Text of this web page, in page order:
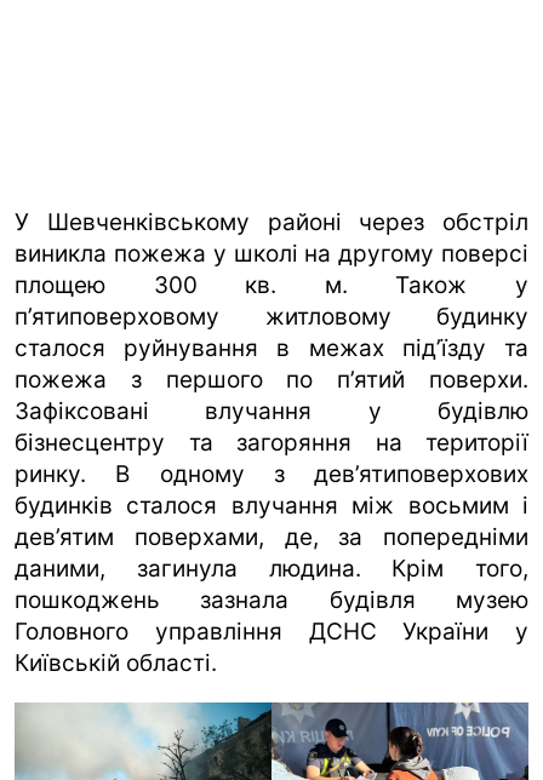
У Шевченківському районі через обстріл
виникла пожежа у школі на другому поверсі
площею 300 кв. м. Також у
п’ятиповерховому житловому будинку
сталося руйнування в межах під’їзду та
пожежа з першого по п’ятий поверхи.
Зафіксовані влучання у будівлю
бізнесцентру та загоряння на території
ринку. В одному з дев’ятиповерхових
будинків сталося влучання між восьмим і
дев’ятим поверхами, де, за попередніми
даними, загинула людина. Крім того,
пошкоджень зазнала будівля музею
Головного управління ДСНС України у
Київській області.